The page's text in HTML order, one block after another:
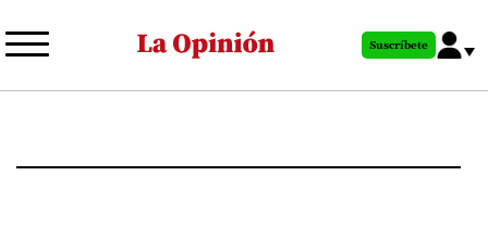
al
principal
Suscríbete